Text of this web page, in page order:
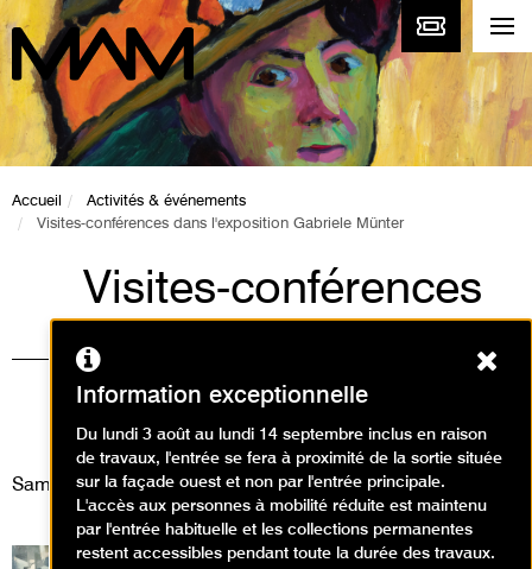
Accueil
Activités & événements
Visites-conférences dans l'exposition Gabriele Münter
Visites-conférences
dans l'exposition
Gabriele Münter
Visites
Samedi 16 août 2025
Information exceptionnelle
Du lundi 3 août au lundi 14 septembre inclus en raison
de travaux, l'entrée se fera à proximité de la sortie située
sur la façade ouest et non par l'entrée principale.
L'accès aux personnes à mobilité réduite est maintenu
par l'entrée habituelle et les collections permanentes
restent accessibles pendant toute la durée des travaux.